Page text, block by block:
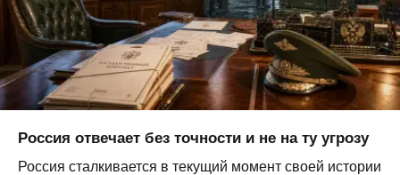
Россия отвечает без точности и не на ту угрозу
Россия сталкивается в текущий момент своей истории